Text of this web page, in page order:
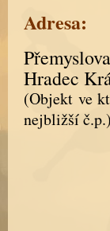
Adresa:
Hradec
(Objekt ve
nejbližší č.p.)